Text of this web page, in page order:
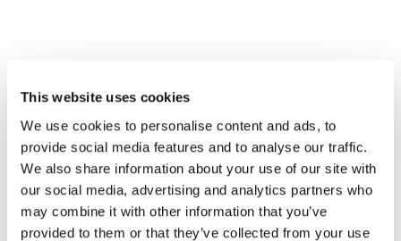
This website uses cookies
We use cookies to personalise content and ads, to
provide social media features and to analyse our traffic.
We also share information about your use of our site with
our social media, advertising and analytics partners who
may combine it with other information that you’ve
provided to them or that they’ve collected from your use
25 de Junho, 2026
Dia de Embarque num Cruzeiro: O Que
Acontece nos Bastidores?
LER MAIS